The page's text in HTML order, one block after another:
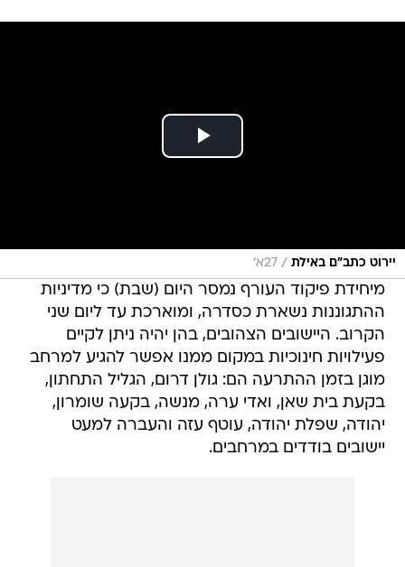
יירוט כתב"ם באילת / 27א'
מיחידת פיקוד העורף נמסר היום (שבת) כי מדיניות
ההתגוננות נשארת כסדרה, ומוארכת עד ליום שני
הקרוב. היישובים הצהובים, בהן יהיה ניתן לקיים
פעילויות חינוכיות במקום ממנו אפשר להגיע למרחב
מוגן בזמן ההתרעה הם: גולן דרום, הגליל התחתון,
בקעת בית שאן, ואדי ערה, מנשה, בקעה שומרון,
יהודה, שפלת יהודה, עוטף עזה והעברה למעט
יישובים בודדים במרחבים.